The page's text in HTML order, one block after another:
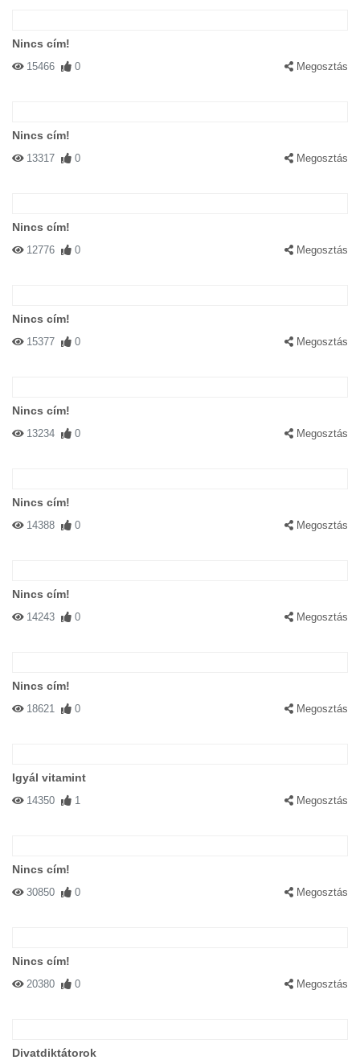
Nincs cím!
15466 0 Megosztás
Nincs cím!
13317 0 Megosztás
Nincs cím!
12776 0 Megosztás
Nincs cím!
15377 0 Megosztás
Nincs cím!
13234 0 Megosztás
Nincs cím!
14388 0 Megosztás
Nincs cím!
14243 0 Megosztás
Nincs cím!
18621 0 Megosztás
Igyál vitamint
14350 1 Megosztás
Nincs cím!
30850 0 Megosztás
Nincs cím!
20380 0 Megosztás
Divatdiktátorok